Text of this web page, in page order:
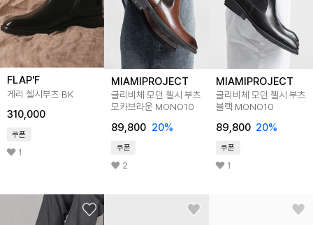
FLAP'F
게리 첼시부츠 BK
310,000
쿠폰
1
MIAMIPROJECT
글리비체 모던 첼시 부츠
모카브라운 MONO10
89,800 20%
쿠폰
2
MIAMIPROJECT
글리비체 모던 첼시 부츠
블랙 MONO10
89,800 20%
쿠폰
1